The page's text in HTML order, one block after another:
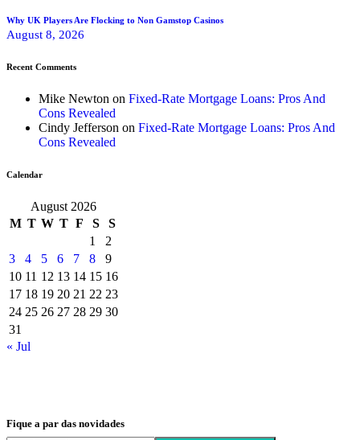
Why UK Players Are Flocking to Non Gamstop Casinos
August 8, 2026
Recent Comments
Mike Newton on Fixed-Rate Mortgage Loans: Pros And
Cons Revealed
Cindy Jefferson on Fixed-Rate Mortgage Loans: Pros And
Cons Revealed
Calendar
August 2026
M T W T F S
S
1
2
3
4 5 6 7 8
9
10 11 12 13 14 15 16
17 18 19 20 21 22 23
24 25 26 27 28 29 30
31
« Jul
Fique a par das novidades